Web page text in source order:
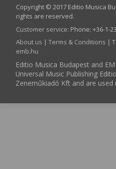
Copyright © 2017 Editio Musica
rights are reserved.
Customer service: Phone: +36-1-
About us | Terms & Conditions |
emb.hu
Editio Musica Budapest and
Universal Music Publishing
Zeneműkiadó Kft and are used